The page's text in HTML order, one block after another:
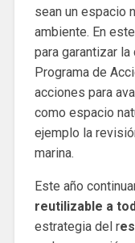
sean un espacio
ambiente. En
para garantizar
Programa de
acciones para
como espacio
ejemplo la
marina.
Este año
reutilizable a
estrategia del r